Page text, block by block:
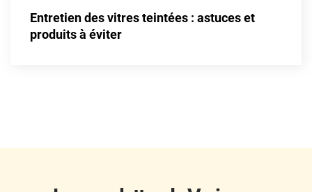
Holden
Entretien des vitres teintées : astuces et
produits à éviter